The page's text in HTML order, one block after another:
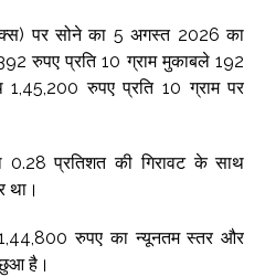
पर सोने का 5 अगस्त 2026 का
रुपए प्रति 10 ग्राम मुकाबले 192
1,45,200 रुपए प्रति 10 ग्राम पर
प्रतिशत की गिरावट के साथ
था।
रुपए का न्यूनतम स्तर और
है।